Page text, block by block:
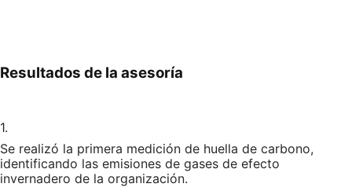
Resultados de la asesoría
1.
Se realizó la primera medición de huella de carbono,
identificando las emisiones de gases de efecto
invernadero de la organización.